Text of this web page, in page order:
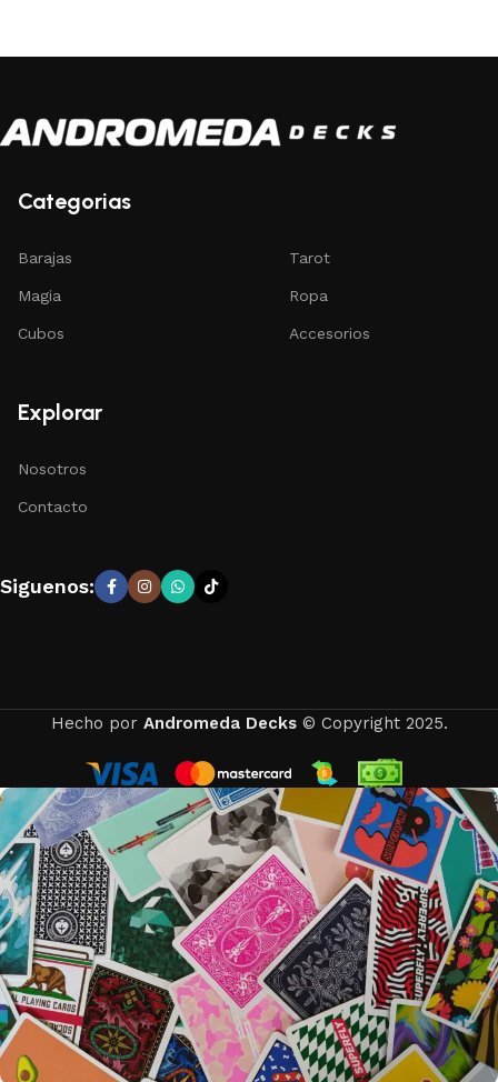
Categorias
Barajas
Magia
Cubos
Tarot
Ropa
Accesorios
Explorar
Nosotros
Contacto
Siguenos:
Hecho por Andromeda Decks© Copyright 2025.